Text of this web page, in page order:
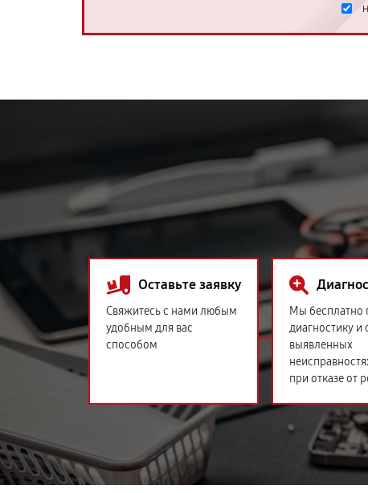
Оставьте заявку
Свяжитесь с нами любым
удобным для вас
способом
Мы бесплатно
диагностику
выявленных
при отказе от